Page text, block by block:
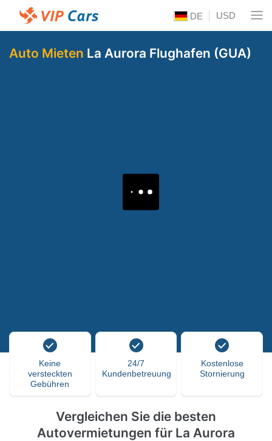
DE USD
Auto Mieten La Aurora Flughafen (GUA)
Keine
versteckten
Gebühren
24/7
Kundenbetreuung
Kostenlose
Stornierung
Vergleichen Sie die besten
Autovermietungen für La Aurora